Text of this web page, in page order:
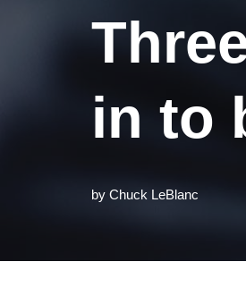
in to
by Chuck LeBlanc